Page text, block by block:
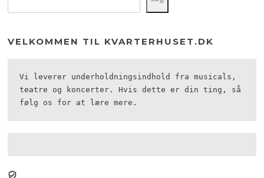
VELKOMMEN TIL KVARTERHUSET.DK
Vi leverer underholdningsindhold fra musicals,
teatre og koncerter. Hvis dette er din ting, så
følg os for at lære mere.